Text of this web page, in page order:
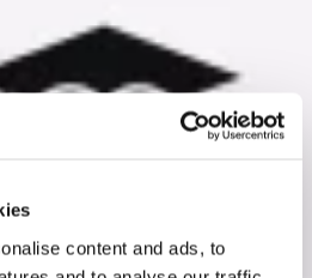
content and ads, to